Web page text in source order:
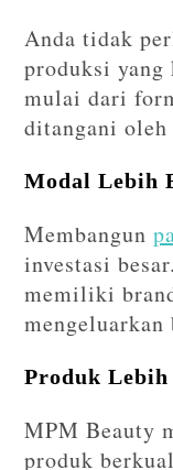
Anda tidak
produksi yang
mulai dari
ditangani
Modal Lebih
Membangun
investasi
memiliki
mengeluarkan
Produk
MPM Beauty
produk